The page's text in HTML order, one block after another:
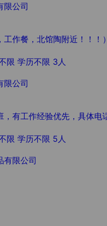
限公司
作餐，北馆陶附近！！！）
限 学历不限 3人
限公司
有工作经验优先，具体电
限 学历不限 5人
有限公司